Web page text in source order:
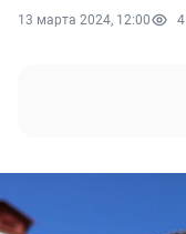
13 марта 2024, 12:00